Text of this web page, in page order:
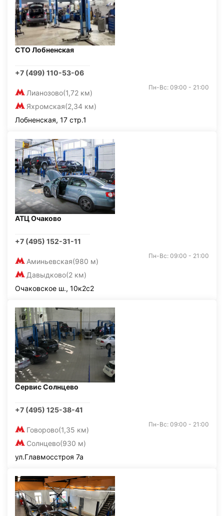
СТО Лобненская
+7 (499) 110-53-06
Лианозово(1,72 км)
Яхромская(2,34 км)
Пн-Вс: 09:00 - 21:00
Лобненская, 17 стр.1
АТЦ Очаково
+7 (495) 152-31-11
Аминьевская(980 м)
Давыдково(2 км)
Пн-Вс: 09:00 - 21:00
Очаковское ш., 10к2с2
Сервис Солнцево
+7 (495) 125-38-41
Говорово(1,35 км)
Солнцево(930 м)
Пн-Вс: 09:00 - 21:00
ул.Главмосстроя 7а